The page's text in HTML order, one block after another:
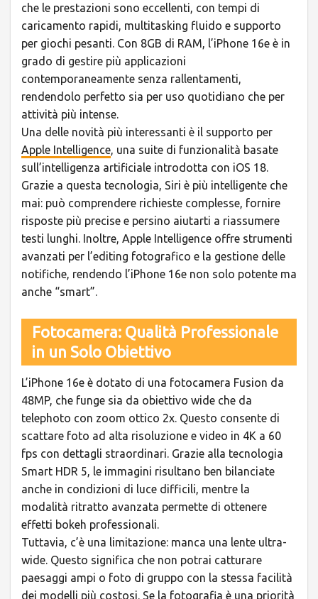
che le prestazioni sono eccellenti, con tempi di
caricamento rapidi, multitasking fluido e supporto
per giochi pesanti. Con 8GB di RAM, l’iPhone 16e è in
grado di gestire più applicazioni
contemporaneamente senza rallentamenti,
rendendolo perfetto sia per uso quotidiano che per
attività più intense.
Una delle novità più interessanti è il supporto per
Apple Intelligence, una suite di funzionalità basate
sull’intelligenza artificiale introdotta con iOS 18.
Grazie a questa tecnologia, Siri è più intelligente che
mai: può comprendere richieste complesse, fornire
risposte più precise e persino aiutarti a riassumere
testi lunghi. Inoltre, Apple Intelligence offre strumenti
avanzati per l’editing fotografico e la gestione delle
notifiche, rendendo l’iPhone 16e non solo potente ma
anche “smart”.
Fotocamera: Qualità Professionale
in un Solo Obiettivo
L’iPhone 16e è dotato di una fotocamera Fusion da
48MP, che funge sia da obiettivo wide che da
telephoto con zoom ottico 2x. Questo consente di
scattare foto ad alta risoluzione e video in 4K a 60
fps con dettagli straordinari. Grazie alla tecnologia
Smart HDR 5, le immagini risultano ben bilanciate
anche in condizioni di luce difficili, mentre la
modalità ritratto avanzata permette di ottenere
effetti bokeh professionali.
Tuttavia, c’è una limitazione: manca una lente ultra-
wide. Questo significa che non potrai catturare
paesaggi ampi o foto di gruppo con la stessa facilità
dei modelli più costosi. Se la fotografia è una priorità